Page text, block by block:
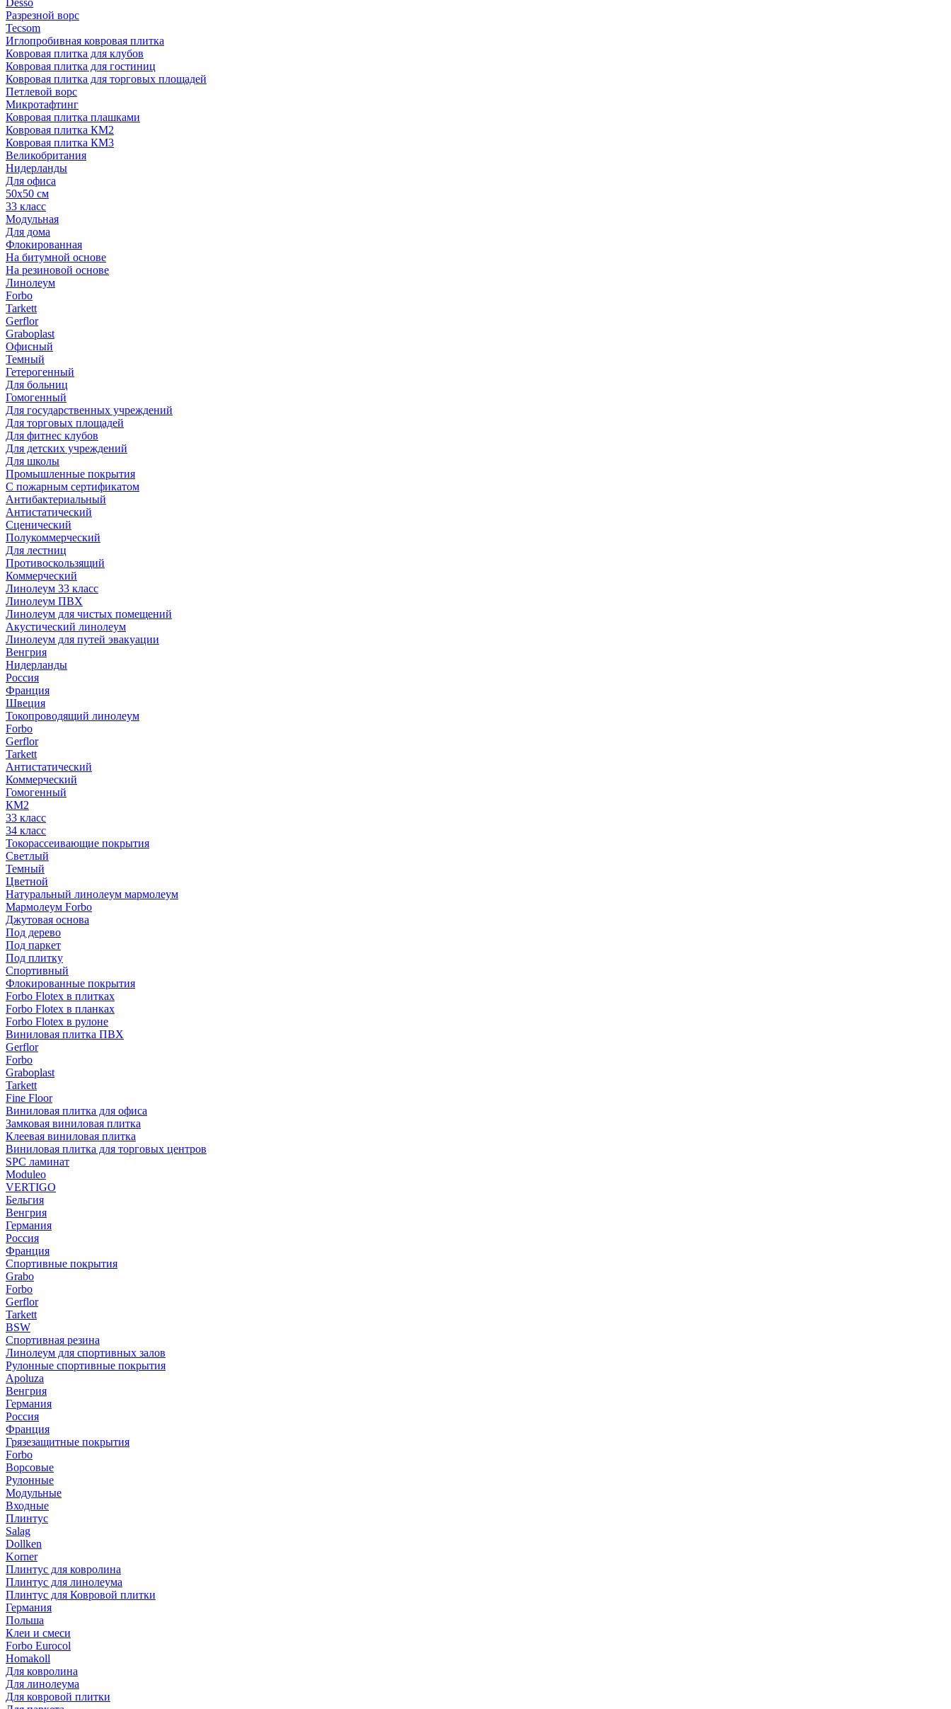
Desso
Разрезной ворс
Tecsom
Иглопробивная ковровая плитка
Ковровая плитка для клубов
Ковровая плитка для гостиниц
Ковровая плитка для торговых площадей
Петлевой ворс
Микротафтинг
Ковровая плитка плашками
Ковровая плитка КМ2
Ковровая плитка КМ3
Великобритания
Нидерланды
Для офиса
50х50 см
33 класс
Модульная
Для дома
Флокированная
На битумной основе
На резиновой основе
Линолеум
Forbo
Tarkett
Gerflor
Graboplast
Офисный
Темный
Гетерогенный
Для больниц
Гомогенный
Для государственных учреждений
Для торговых площадей
Для фитнес клубов
Для детских учреждений
Для школы
Промышленные покрытия
С пожарным сертификатом
Антибактериальный
Антистатический
Сценический
Полукоммерческий
Для лестниц
Противоскользящий
Коммерческий
Линолеум 33 класс
Линолеум ПВХ
Линолеум для чистых помещений
Акустический линолеум
Линолеум для путей эвакуации
Венгрия
Нидерланды
Россия
Франция
Швеция
Токопроводящий линолеум
Forbo
Gerflor
Tarkett
Антистатический
Коммерческий
Гомогенный
КМ2
33 класс
34 класс
Токорассеивающие покрытия
Светлый
Темный
Цветной
Натуральный линолеум мармолеум
Мармолеум Forbo
Джутовая основа
Под дерево
Под паркет
Под плитку
Спортивный
Флокированные покрытия
Forbo Flotex в плитках
Forbo Flotex в планках
Forbo Flotex в рулоне
Виниловая плитка ПВХ
Gerflor
Forbo
Graboplast
Tarkett
Fine Floor
Виниловая плитка для офиса
Замковая виниловая плитка
Клеевая виниловая плитка
Виниловая плитка для торговых центров
SPC ламинат
Moduleo
VERTIGO
Бельгия
Венгрия
Германия
Россия
Франция
Спортивные покрытия
Grabo
Forbo
Gerflor
Tarkett
BSW
Спортивная резина
Линолеум для спортивных залов
Рулонные спортивные покрытия
Apoluza
Венгрия
Германия
Россия
Франция
Грязезащитные покрытия
Forbo
Ворсовые
Рулонные
Модульные
Входные
Плинтус
Salag
Dollken
Korner
Плинтус для ковролина
Плинтус для линолеума
Плинтус для Ковровой плитки
Германия
Польша
Клеи и смеси
Forbo Eurocol
Homakoll
Для ковролина
Для линолеума
Для ковровой плитки